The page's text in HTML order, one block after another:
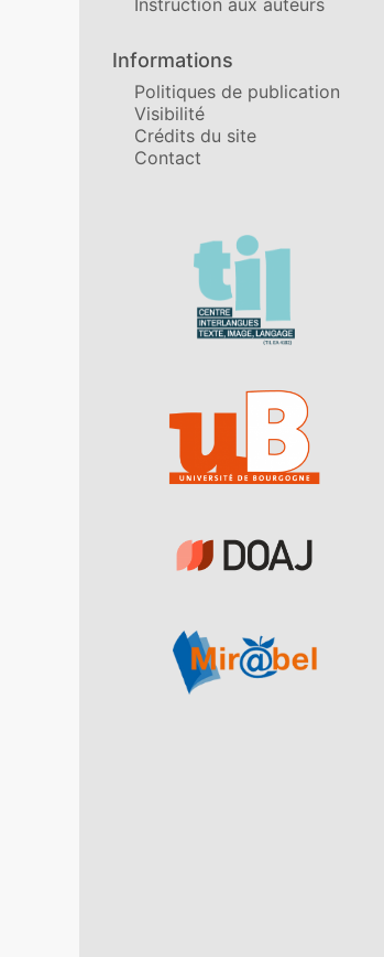
Instruction aux auteurs
Informations
Politiques de publication
Visibilité
Crédits du site
Contact
Affiliations/partenaires